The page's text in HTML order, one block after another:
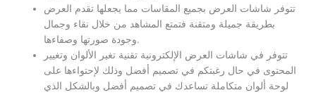
تتوفر شاشات العرض بجميع المقاسات مما يجعلها تقدم العرض
بطريقة جميلة ومتقنة فتمتع المشاهد من خلال نقاء وجمال
وجودة صورتها وصفاءها.
تتوفر في شاشات العرض الإلكترونية تقنية تغير الألوان وتغيير
المحتوى في حال رغبتكم في تصميم أفضل وذلك لإحتواءها على
لوحة ألوان متكاملة تساعدك في تصميم أفضل وبالشكل الذي